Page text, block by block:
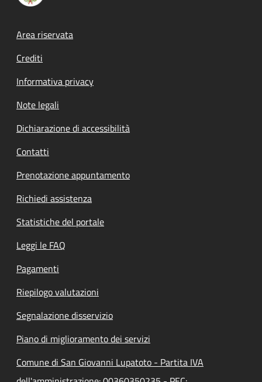
Footer menu
Area riservata
Crediti
Informativa privacy
Note legali
Dichiarazione di accessibilità
Contatti
Prenotazione appuntamento
Richiedi assistenza
Statistiche del portale
Leggi le FAQ
Pagamenti
Riepilogo valutazioni
Segnalazione disservizio
Piano di miglioramento dei servizi
Comune di San Giovanni Lupatoto - Partita IVA